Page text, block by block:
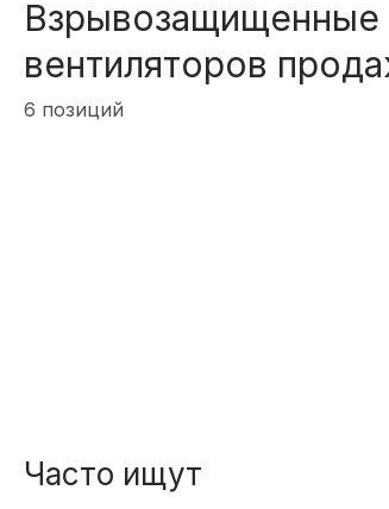
Взрывозащищенные
вентиляторов
6 позиций
Часто ищут